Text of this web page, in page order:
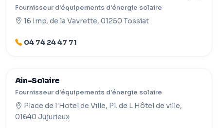
Fournisseur d'équipements d'énergie solaire
16 Imp. de la Vavrette, 01250 Tossiat
04 74 24 47 71
Ain-Solaire
Fournisseur d'équipements d'énergie solaire
Place de l'Hotel de Ville, Pl. de L Hôtel de ville,
01640 Jujurieux